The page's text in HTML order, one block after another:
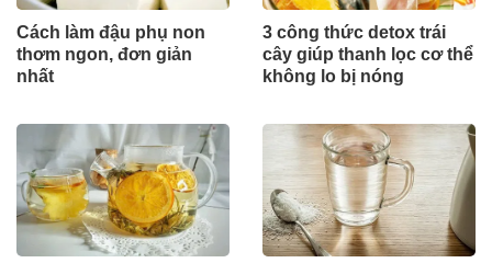
Cách làm đậu phụ non
thơm ngon, đơn giản
nhất
3 công thức detox trái
cây giúp thanh lọc cơ thể
không lo bị nóng